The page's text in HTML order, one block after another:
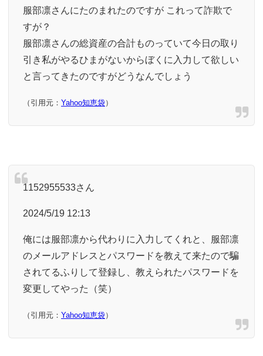
服部凛さんにたのまれたのですが これって詐欺で
すが？
服部凛さんの総資産の合計ものっていて今日の取り
引き私がやるひまがないからぼくに入力して欲しい
と言ってきたのですがどうなんでしょう
（引用元： Yahoo知恵袋）
1152955533さん
2024/5/19 12:13
俺には服部凛から代わりに入力してくれと、服部凛
のメールアドレスとパスワードを教えて来たので騙
されてるふりして登録し、教えられたパスワードを
変更してやった（笑）
（引用元： Yahoo知恵袋）